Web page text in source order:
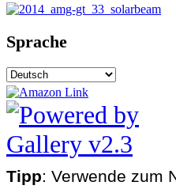
Sprache
Tipp: Verwende zum